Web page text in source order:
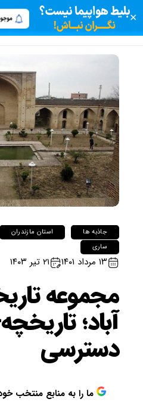
✕
جاذبه ها استان مازندران
ساری
۱۳ مرداد ۱۴۰۱ ۲۱ تیر ۱۴۰۳
مجموعه
آباد؛
دسترسی
ما را به منابع منتخب